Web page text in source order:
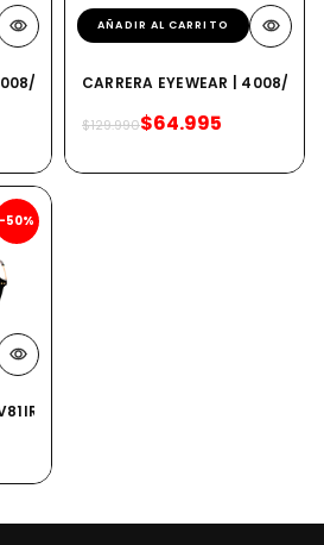
S 807M9
AÑADIR AL CARRITO
CARRERA EYEWEAR | 4008/S
$129.990$64.995
-50%